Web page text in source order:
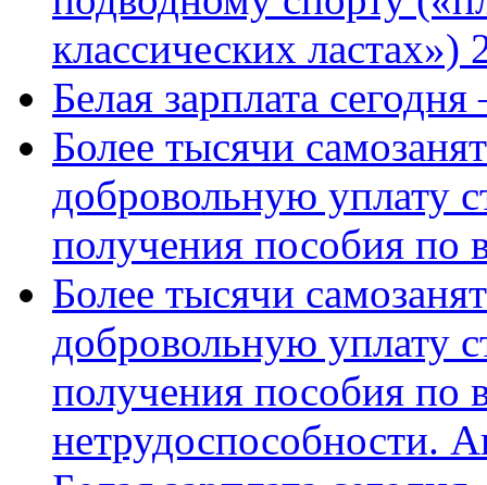
классических ластах»)
Белая зарплата
Более тысячи
добровольную уплату
получения пособия по
Более тысячи
добровольную уплату
получения пособия по
нетрудоспособности.